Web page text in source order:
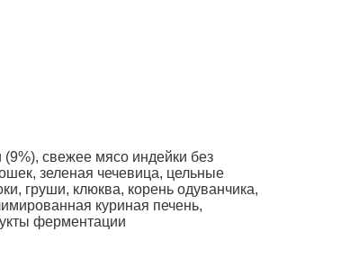
свежее мясо индейки без
зеленая чечевица, цельные
груши, клюква, корень одуванчика,
куриная печень,
ферментации